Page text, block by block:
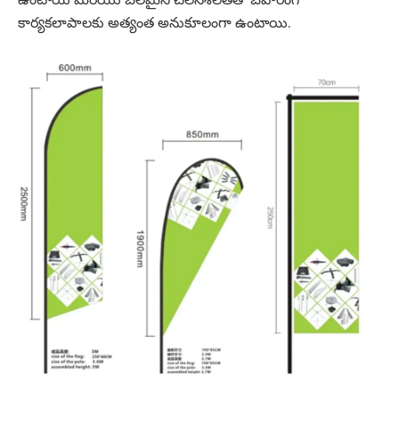
కార్యకలాపాలకు అత్యంత అనుకూలంగా ఉంటాయి.